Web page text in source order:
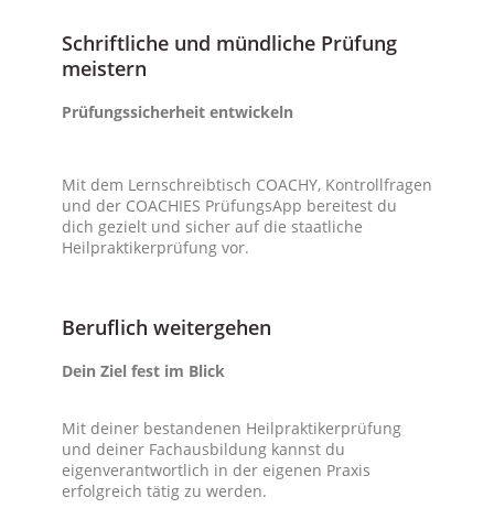
Schriftliche und mündliche Prüfung
meistern
Prüfungssicherheit entwickeln
Mit dem Lernschreibtisch COACHY, Kontrollfragen
und der COACHIES PrüfungsApp bereitest du
dich gezielt und sicher auf die staatliche
Heilpraktikerprüfung vor.
Beruflich weitergehen
Dein Ziel fest im Blick
Mit deiner bestandenen Heilpraktikerprüfung
und deiner Fachausbildung kannst du
eigenverantwortlich in der eigenen Praxis
erfolgreich tätig zu werden.